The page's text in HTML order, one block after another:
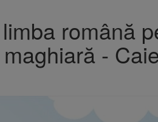
română
-